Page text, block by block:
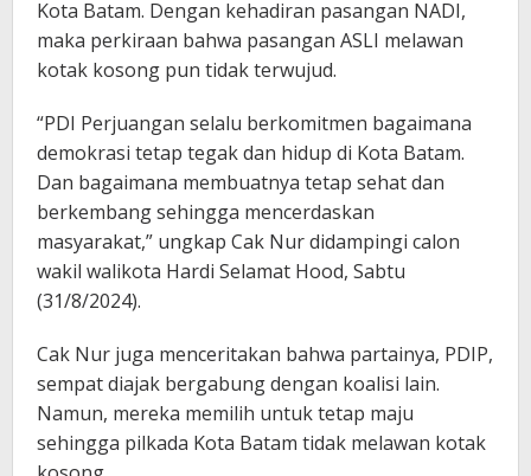
Kota Batam. Dengan kehadiran pasangan NADI,
maka perkiraan bahwa pasangan ASLI melawan
kotak kosong pun tidak terwujud.
“PDI Perjuangan selalu berkomitmen bagaimana
demokrasi tetap tegak dan hidup di Kota Batam.
Dan bagaimana membuatnya tetap sehat dan
berkembang sehingga mencerdaskan
masyarakat,” ungkap Cak Nur didampingi calon
wakil walikota Hardi Selamat Hood, Sabtu
(31/8/2024).
Cak Nur juga menceritakan bahwa partainya, PDIP,
sempat diajak bergabung dengan koalisi lain.
Namun, mereka memilih untuk tetap maju
sehingga pilkada Kota Batam tidak melawan kotak